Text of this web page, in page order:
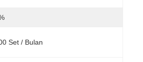
Set / Bulan